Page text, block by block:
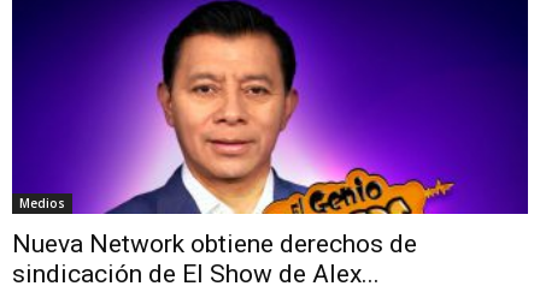
Medios
Nueva Network obtiene derechos de
sindicación de El Show de Alex...